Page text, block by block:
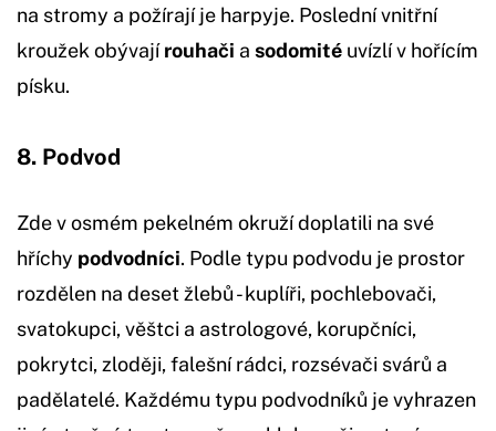
na stromy a požírají je harpyje. Poslední vnitřní
kroužek obývajírouhači a sodomité uvízlí v hořícím
písku.
8. Podvod
Zde v osmém pekelném okruží doplatili na své
hříchy podvodníci. Podle typu podvodu je prostor
rozdělen na deset žlebů - kuplíři, pochlebovači,
svatokupci, věštci a astrologové, korupčníci,
pokrytci, zloději, falešní rádci, rozsévači svárů a
padělatelé. Každému typu podvodníků je vyhrazen